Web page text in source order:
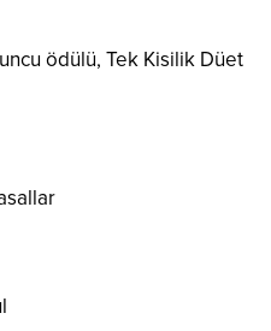
ödülü, Tek Kisilik Düet